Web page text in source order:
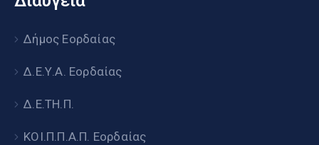
Δήμος Εορδαίας
Δ.Ε.Υ.Α. Εορδαίας
Δ.Ε.ΤΗ.Π.
ΚΟΙ.Π.Π.Α.Π. Εορδαίας